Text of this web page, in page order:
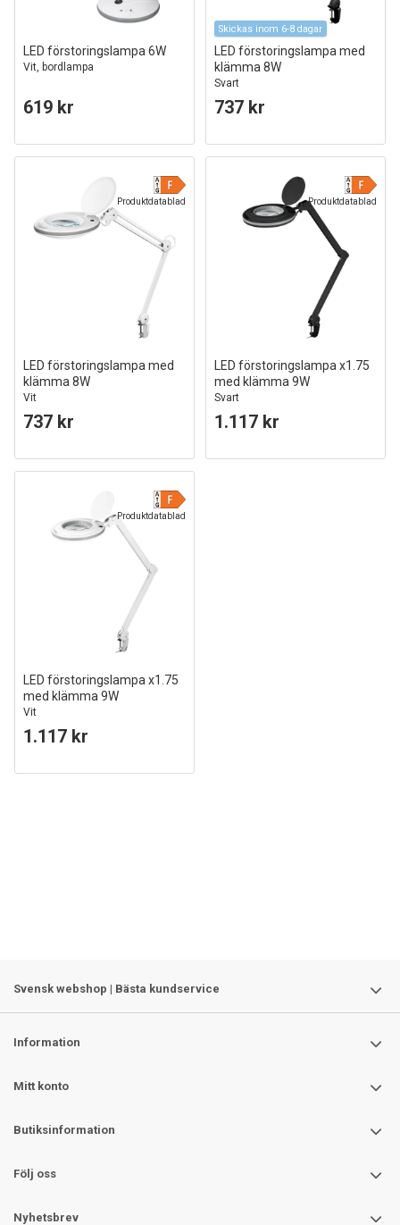
LED förstoringslampa 6W
Vit, bordlampa
619 kr
Skickas inom 6-8 dagar
LED förstoringslampa med
klämma 8W
Svart
737 kr
Produktdatablad
LED förstoringslampa med
klämma 8W
Vit
737 kr
Produktdatablad
LED förstoringslampa x1.75
med klämma 9W
Svart
1.117 kr
Produktdatablad
LED förstoringslampa x1.75
med klämma 9W
Vit
1.117 kr
Svensk webshop | Bästa kundservice
Information
Mitt konto
Butiksinformation
Följ oss
Nyhetsbrev